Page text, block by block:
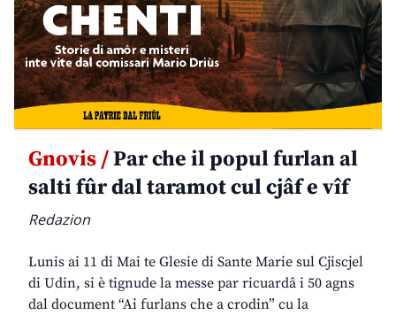
Gnovis /Par che il popul furlan al
salti fûr dal taramot cul cjâf e vîf
Redazion
Lunis ai 11 di Mai te Glesie di Sante Marie sul Cjiscjel
di Udin, si è tignude la messe par ricuardâ i 50 agns
dal document “Ai furlans che a crodin” cu la